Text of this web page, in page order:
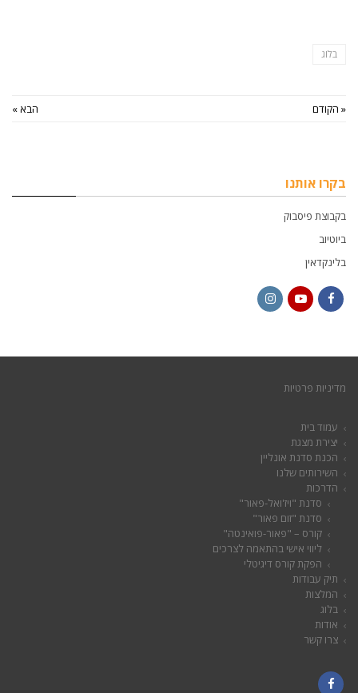
בלוג
« הקודם הבא »
בקרו אותנו
בקבוצת פיסבוק
ביוטיוב
בלינקדאין
מדיניות פרטיות
עמוד בית
יצירת מצגת
הכנת סדנת אונליין
השירותים שלנו
הדרכות
סדנת "ויז'ואל-פאור"
סדנת "זום פאור"
קורס – "פאור-פואינטה"
ליווי אישי בהתאמה לצרכים
הפקת קורס דיגיטלי
תיק עבודות
המלצות
בלוג
אודות
צרו קשר